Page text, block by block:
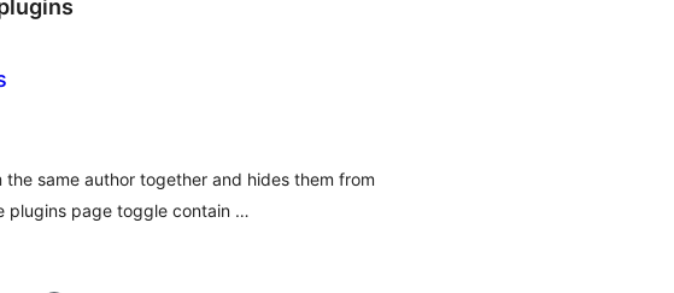
same author together and hides them from
plugins page toggle contain …